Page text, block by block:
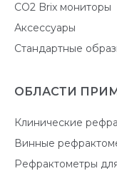
CO2 Brix мониторы
Аксессуары
Стандартные
ОБЛАСТИ
Клинические
Винные
Рефрактометры